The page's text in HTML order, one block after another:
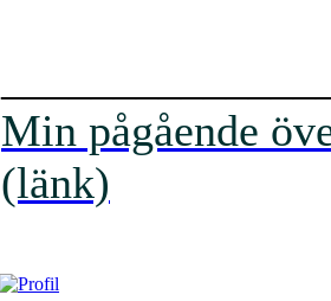
Min pågående
(länk)